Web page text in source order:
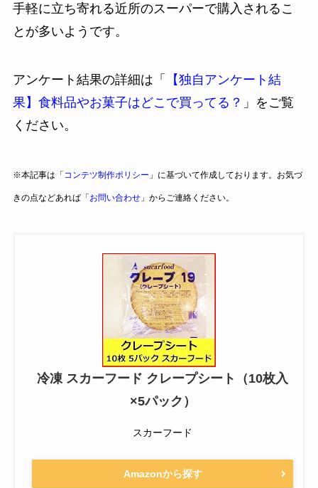
手軽に立ち寄れる近所のスーパーで購入されるこ
とが多いようです。
アンケート結果の詳細は「
【独自アンケート結
果】食料品やお菓子はどこで買ってる？ 」をご覧
ください。
※本記事は「 コンテツ制作ポリシー 」に基づいて作成しております。お気づ
きの点などあれば「お問い合わせ」からご連絡ください。
冷凍 スカーフード クレープシート（10枚入
×5パック）
スカーフード
Amazonから探す